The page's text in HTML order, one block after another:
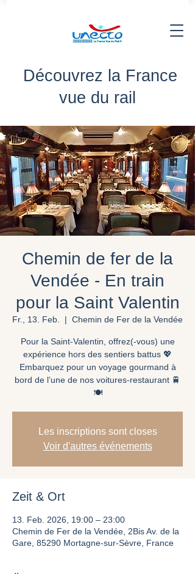
Découvrez la France
vue du rail
Chemin de fer de la
Vendée - En train
pour la Saint Valentin
Fr., 13. Feb.
  |
Chemin de Fer de la Vendée
Pour la Saint-Valentin, offrez(-vous) une
expérience hors des sentiers battus 💖
Embarquez pour un voyage gourmand à
bord de l’une de nos voitures-restaurant 🚆
🍽️
Les inscriptions sont closes
Voir d'autres événements
Zeit & Ort
13. Feb. 2026, 19:00 – 23:00
Chemin de Fer de la Vendée, 2Bis Av. de la
Gare, 85290 Mortagne-sur-Sèvre, France